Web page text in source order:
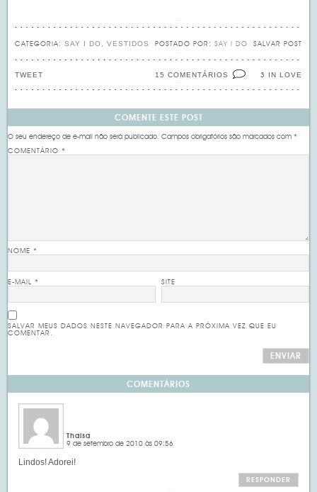
CATEGORIA:SAY I DO ,VESTIDOS SALVAR POST
POSTADO POR: SAY I DO
3 IN LOVE
15 COMENTÁRIOS
TWEET
COMENTE ESTE POST
O seu endereço de e-mail não será publicado. Campos obrigatórios são marcados com*
COMENTÁRIO*
NOME*
E-MAIL* SITE
SALVAR MEUS DADOS NESTE NAVEGADOR PARA A PRÓXIMA VEZ QUE EU
COMENTAR.
COMENTÁRIOS
Thaisa
9 de setembro de 2010 às 09:56
Lindos! Adorei!
RESPONDER